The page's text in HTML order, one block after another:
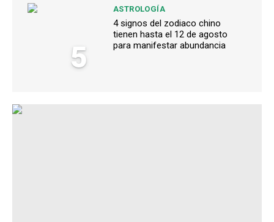
5
ASTROLOGÍA
4 signos del zodiaco chino
tienen hasta el 12 de agosto
para manifestar abundancia